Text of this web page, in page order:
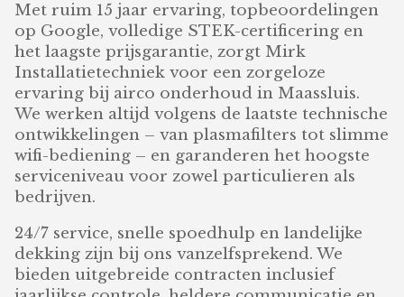
Met ruim 15 jaar ervaring, topbeoordelingen
op Google, volledige STEK-certificering en
het laagste prijsgarantie, zorgt Mirk
Installatietechniek voor een zorgeloze
ervaring bij airco onderhoud in Maassluis.
We werken altijd volgens de laatste technische
ontwikkelingen – van plasmafilters tot slimme
wifi-bediening – en garanderen het hoogste
serviceniveau voor zowel particulieren als
bedrijven.
24/7 service, snelle spoedhulp en landelijke
dekking zijn bij ons vanzelfsprekend. We
bieden uitgebreide contracten inclusief